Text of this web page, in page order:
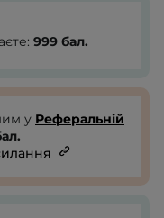
999 бал.
у Реферальній